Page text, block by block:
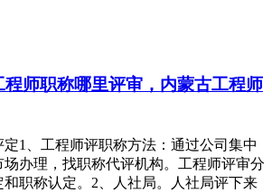
师职称哪里评审，内蒙古工程师
1、工程师评职称方法：通过公司集中
办理，找职称代评机构。工程师评审分
职称认定。2、人社局。人社局评下来